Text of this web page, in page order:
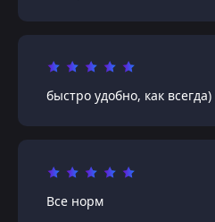
быстро удобно, как всегда)
Все норм